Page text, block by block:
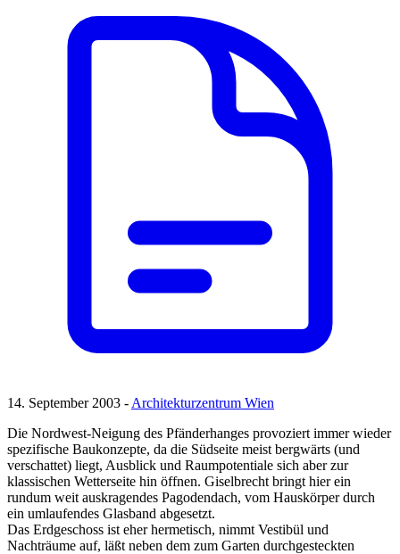
14. September 2003 -Architekturzentrum Wien
Die Nordwest-Neigung des Pfänderhanges provoziert immer wieder
spezifische Baukonzepte, da die Südseite meist bergwärts (und
verschattet) liegt, Ausblick und Raumpotentiale sich aber zur
klassischen Wetterseite hin öffnen. Giselbrecht bringt hier ein
rundum weit auskragendes Pagodendach, vom Hauskörper durch
ein umlaufendes Glasband abgesetzt.
Das Erdgeschoss ist eher hermetisch, nimmt Vestibül und
Nachträume auf, läßt neben dem zum Garten durchgesteckten